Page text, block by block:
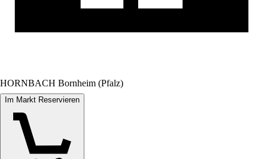
HORNBACH Bornheim (Pfalz)
Im Markt Reservieren